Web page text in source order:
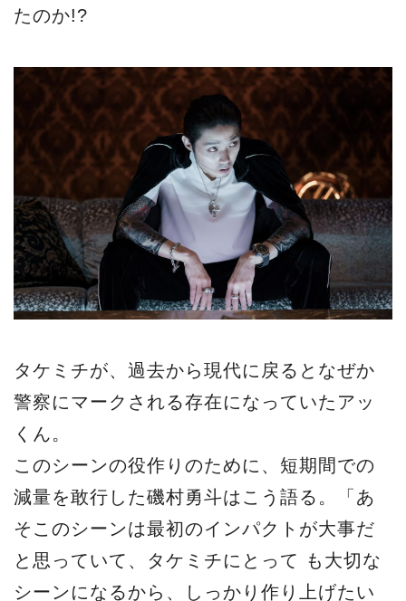
たのか!?
タケミチが、過去から現代に戻るとなぜか
警察にマークされる存在になっていたアッ
くん。
このシーンの役作りのために、短期間での
減量を敢行した磯村勇斗はこう語る。「あ
そこのシーンは最初のインパクトが大事だ
と思っていて、タケミチにとって も大切な
シーンになるから、しっかり作り上げたい